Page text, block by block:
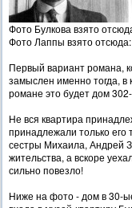
Фото Булкова взято
Фото Лаппы взято отсюда:
Первый вариант романа,
замыслен именно тогда,
романе это будет дом
Не вся квартира
принадлежали только
сестры Михаила, Андрей
жительства, а вскоре
сильно повезло!
Ниже на фото - дом в 30-